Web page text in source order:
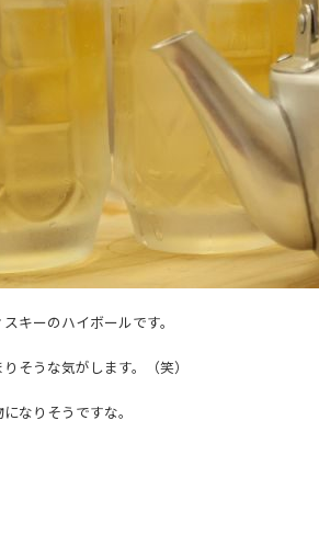
キーのハイボールです。
そうな気がします。（笑）
なりそうですな。